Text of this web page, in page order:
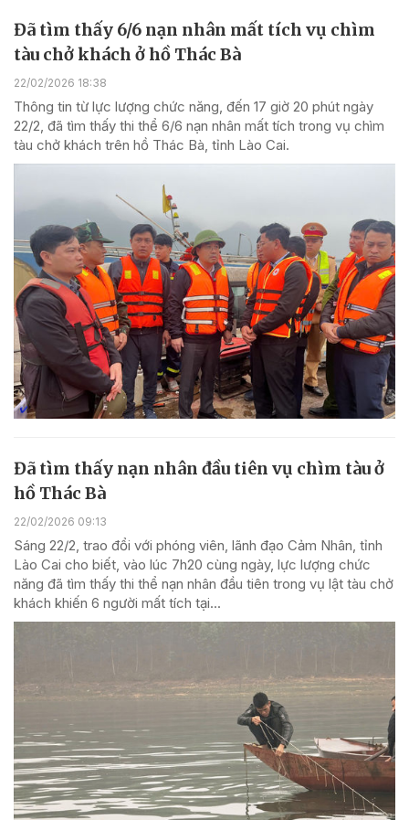
Đã tìm thấy 6/6 nạn nhân mất tích vụ chìm
tàu chở khách ở hồ Thác Bà
22/02/2026 18:38
Thông tin từ lực lượng chức năng, đến 17 giờ 20 phút ngày
22/2, đã tìm thấy thi thể 6/6 nạn nhân mất tích trong vụ chìm
tàu chở khách trên hồ Thác Bà, tỉnh Lào Cai.
Đã tìm thấy nạn nhân đầu tiên vụ chìm tàu ở
hồ Thác Bà
22/02/2026 09:13
Sáng 22/2, trao đổi với phóng viên, lãnh đạo Cảm Nhân, tỉnh
Lào Cai cho biết, vào lúc 7h20 cùng ngày, lực lượng chức
năng đã tìm thấy thi thể nạn nhân đầu tiên trong vụ lật tàu chở
khách khiến 6 người mất tích tại...